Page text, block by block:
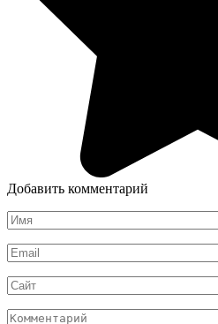
Добавить комментарий
Имя
*
Email
*
Сайт
Комментарий